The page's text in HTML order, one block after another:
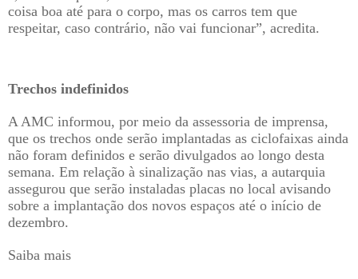
coisa boa até para o corpo, mas os carros tem que
respeitar, caso contrário, não vai funcionar”, acredita.
Trechos indefinidos
A AMC informou, por meio da assessoria de imprensa,
que os trechos onde serão implantadas as ciclofaixas ainda
não foram definidos e serão divulgados ao longo desta
semana. Em relação à sinalização nas vias, a autarquia
assegurou que serão instaladas placas no local avisando
sobre a implantação dos novos espaços até o início de
dezembro.
Saiba mais